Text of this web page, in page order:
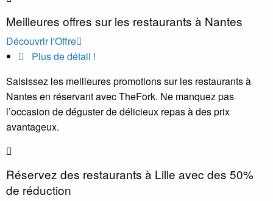
Meilleures offres sur les restaurants à Nantes
Découvrir l'Offre
Plus de détail !
Saisissez les meilleures promotions sur les restaurants à
Nantes en réservant avec TheFork. Ne manquez pas
l’occasion de déguster de délicieux repas à des prix
avantageux.
Réservez des restaurants à Lille avec des 50%
de réduction